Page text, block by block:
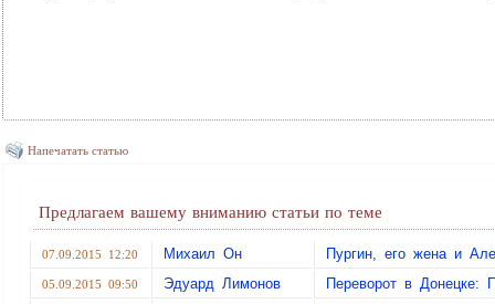
Напечатать статью
Предлагаем вашему вниманию статьи по теме
07.09.2015 12:20 Михаил Он Пургин, его жена и
05.09.2015 09:50 Эдуард Лимонов Переворот в Донецке: